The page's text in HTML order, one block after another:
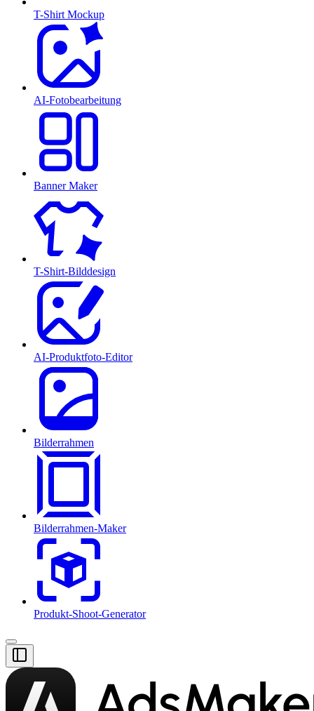
T-Shirt Mockup
AI-Fotobearbeitung
Banner Maker
T-Shirt-Bilddesign
AI-Produktfoto-Editor
Bilderrahmen
Bilderrahmen-Maker
Produkt-Shoot-Generator